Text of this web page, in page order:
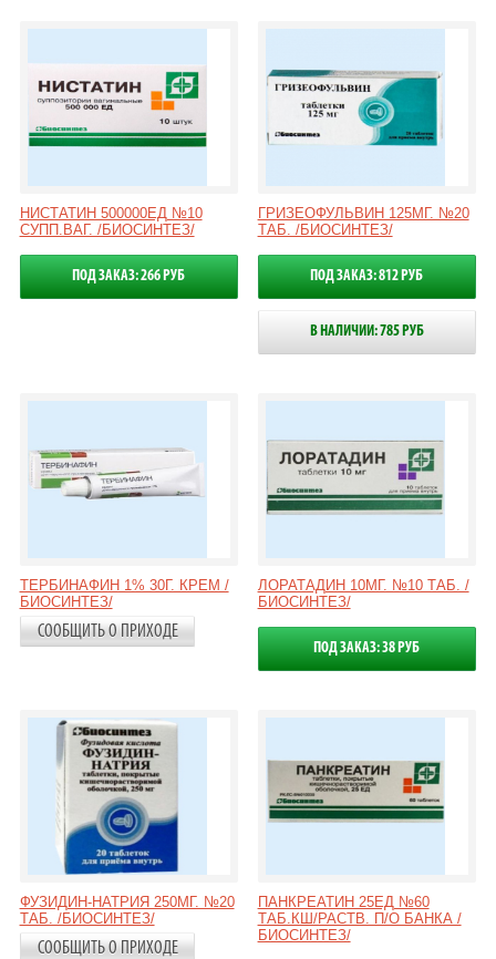
НИСТАТИН 500000ЕД №10
СУПП.ВАГ. /БИОСИНТЕЗ/
ПОД ЗАКАЗ: 266 РУБ
ГРИЗЕОФУЛЬВИН 125МГ. №20
ТАБ. /БИОСИНТЕЗ/
ПОД ЗАКАЗ: 812 РУБ
В НАЛИЧИИ: 785 РУБ
ТЕРБИНАФИН 1% 30Г. КРЕМ /
БИОСИНТЕЗ/
СООБЩИТЬ О ПРИХОДЕ
ЛОРАТАДИН 10МГ. №10 ТАБ. /
БИОСИНТЕЗ/
ПОД ЗАКАЗ: 38 РУБ
ФУЗИДИН-НАТРИЯ 250МГ. №20
ТАБ. /БИОСИНТЕЗ/
СООБЩИТЬ О ПРИХОДЕ
ПАНКРЕАТИН 25ЕД №60
ТАБ.КШ/РАСТВ. П/О БАНКА /
БИОСИНТЕЗ/